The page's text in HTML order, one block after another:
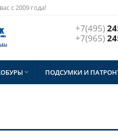
с 2009 года!
+7(495)
+7(965)
 ПОДСУМКИ И